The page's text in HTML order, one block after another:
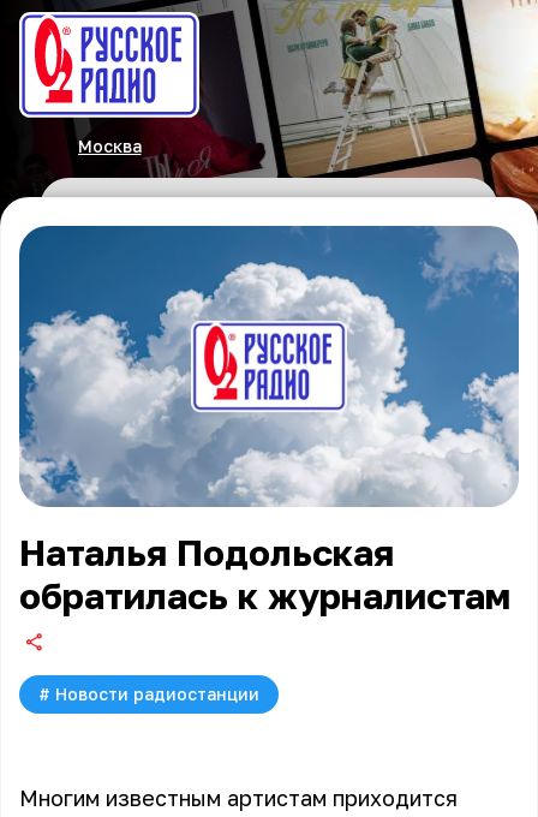
Москва
Наталья Подольская
обратилась к журналистам
# Новости радиостанции
Многим известным артистам приходится